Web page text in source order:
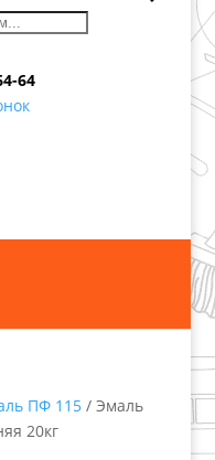
64
ПФ 115/ Эмаль
20кг